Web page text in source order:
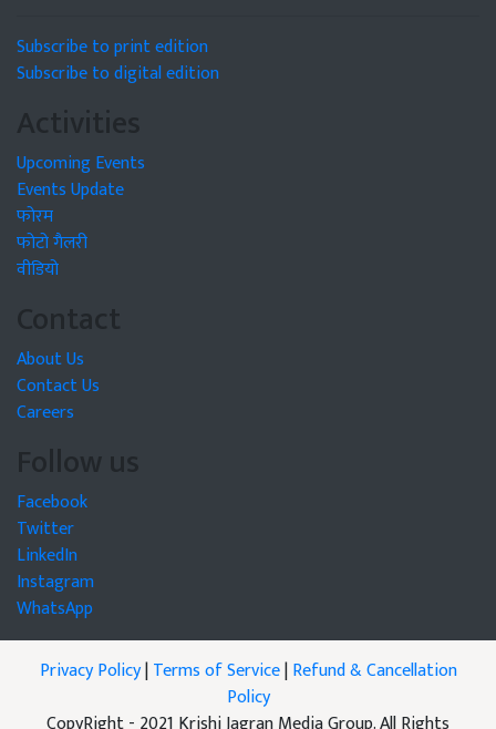
Subscribe to print edition
Subscribe to digital edition
Activities
Upcoming Events
Events Update
फोरम
फोटो गैलरी
वीडियो
Contact
About Us
Contact Us
Careers
Follow us
Facebook
Twitter
LinkedIn
Instagram
WhatsApp
Privacy Policy|Terms of Service|Refund & Cancellation
Policy